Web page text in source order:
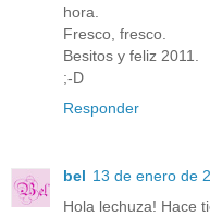
hora.
Fresco, fresco.
Besitos y feliz 2011.
;-D
Responder
bel 13 de enero de
Hola lechuza! Hace